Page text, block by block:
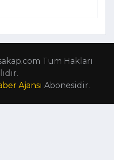
Tüm Hakları
Ajansı Abonesidir.